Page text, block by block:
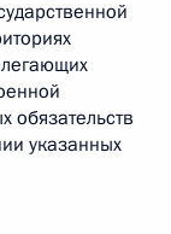
обязательств
указанных